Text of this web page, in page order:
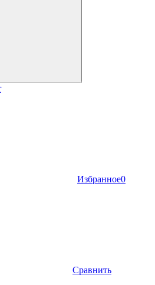
Избранное0
Сравнить